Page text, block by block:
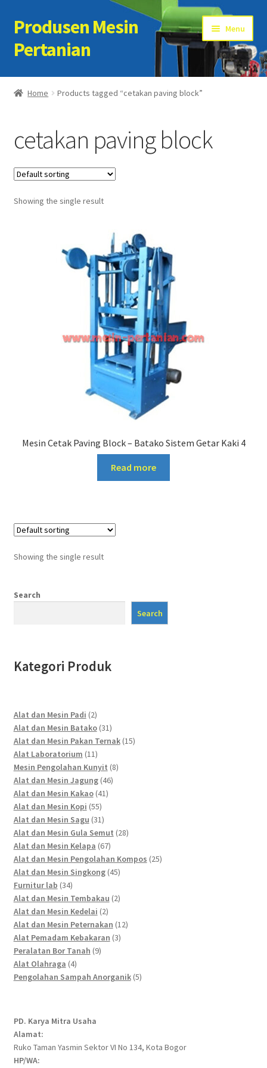
Skip
to
navigation
Skip
to
content
Produsen Mesin
Pertanian
Menu
Home
Cart
Checkout
Kontak Kami
Sample Page
Home Products tagged “cetakan paving block”
cetakan paving block
Showing the single result
Mesin Cetak Paving Block – Batako Sistem Getar Kaki 4
Read more
Showing the single result
Search
Search
Kategori Produk
Alat dan Mesin Padi 22
products
Alat dan Mesin Batako 3131
products
Alat dan Mesin Pakan Ternak 1515
Alat Laboratorium 1111
products
Mesin Pengolahan Kunyit 88
Alat dan Mesin Jagung 4646
Alat dan Mesin Kakao 4141
Alat dan Mesin Kopi 5555
products
Alat dan Mesin Sagu 3131
products
Alat dan Mesin Gula Semut 2828
Alat dan Mesin Kelapa 6767
products
Alat dan Mesin Pengolahan Kompos 2525
Alat dan Mesin Singkong 4545
Furnitur lab 3434
products
Alat dan Mesin Tembakau 22
Alat dan Mesin Kedelai 22
products
Alat dan Mesin Peternakan 1212
Alat Pemadam Kebakaran 33
Peralatan Bor Tanah 99
Alat Olahraga 44
products
Pengolahan Sampah Anorganik 55
PD. Karya Mitra Usaha
Alamat:
Ruko Taman Yasmin Sektor VI No 134, Kota Bogor
HP/WA: